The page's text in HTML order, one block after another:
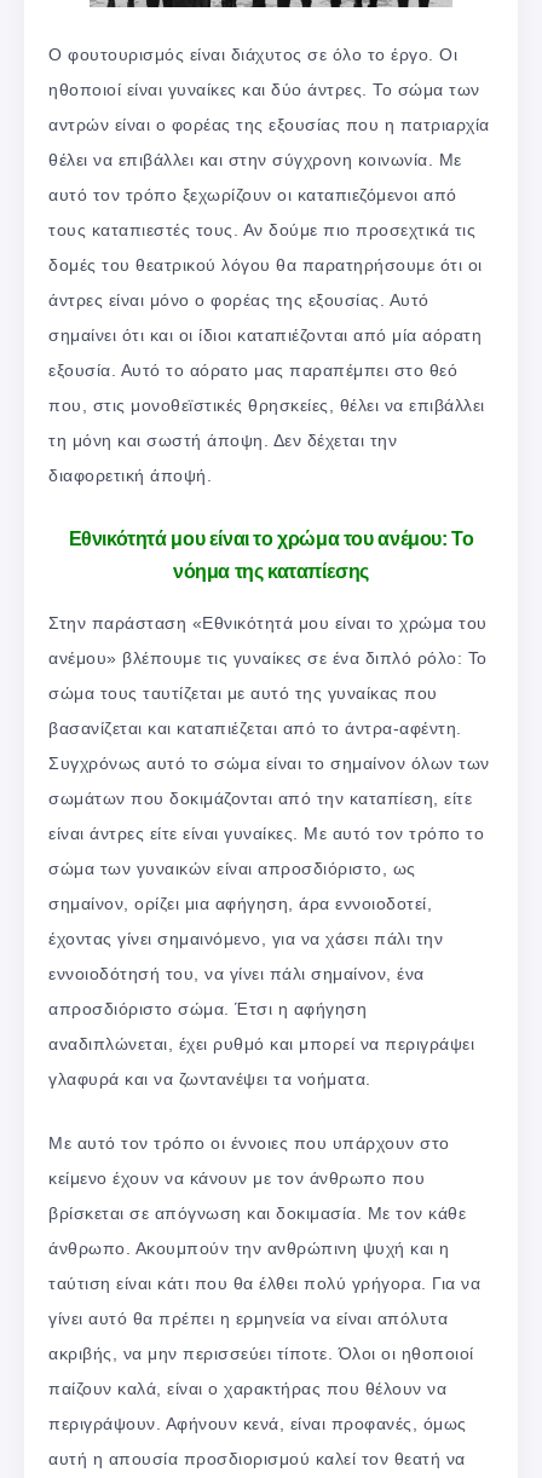
Ο φουτουρισμός είναι διάχυτος σε όλο το έργο. Οι
ηθοποιοί είναι γυναίκες και δύο άντρες. Το σώμα των
αντρών είναι ο φορέας της εξουσίας που η πατριαρχία
θέλει να επιβάλλει και στην σύγχρονη κοινωνία. Με
αυτό τον τρόπο ξεχωρίζουν οι καταπιεζόμενοι από
τους καταπιεστές τους. Αν δούμε πιο προσεχτικά τις
δομές του θεατρικού λόγου θα παρατηρήσουμε ότι οι
άντρες είναι μόνο ο φορέας της εξουσίας. Αυτό
σημαίνει ότι και οι ίδιοι καταπιέζονται από μία αόρατη
εξουσία. Αυτό το αόρατο μας παραπέμπει στο θεό
που, στις μονοθεϊστικές θρησκείες, θέλει να επιβάλλει
τη μόνη και σωστή άποψη. Δεν δέχεται την
διαφορετική άποψή.
Εθνικότητά μου είναι το χρώμα του ανέμου: Το
νόημα της καταπίεσης
Στην παράσταση «Εθνικότητά μου είναι το χρώμα του
ανέμου» βλέπουμε τις γυναίκες σε ένα διπλό ρόλο: Το
σώμα τους ταυτίζεται με αυτό της γυναίκας που
βασανίζεται και καταπιέζεται από το άντρα-αφέντη.
Συγχρόνως αυτό το σώμα είναι το σημαίνον όλων των
σωμάτων που δοκιμάζονται από την καταπίεση, είτε
είναι άντρες είτε είναι γυναίκες. Με αυτό τον τρόπο το
σώμα των γυναικών είναι απροσδιόριστο, ως
σημαίνον, ορίζει μια αφήγηση, άρα εννοιοδοτεί,
έχοντας γίνει σημαινόμενο, για να χάσει πάλι την
εννοιοδότησή του, να γίνει πάλι σημαίνον, ένα
απροσδιόριστο σώμα. Έτσι η αφήγηση
αναδιπλώνεται, έχει ρυθμό και μπορεί να περιγράψει
γλαφυρά και να ζωντανέψει τα νοήματα.
Με αυτό τον τρόπο οι έννοιες που υπάρχουν στο
κείμενο έχουν να κάνουν με τον άνθρωπο που
βρίσκεται σε απόγνωση και δοκιμασία. Με τον κάθε
άνθρωπο. Ακουμπούν την ανθρώπινη ψυχή και η
ταύτιση είναι κάτι που θα έλθει πολύ γρήγορα. Για να
γίνει αυτό θα πρέπει η ερμηνεία να είναι απόλυτα
ακριβής, να μην περισσεύει τίποτε. Όλοι οι ηθοποιοί
παίζουν καλά, είναι ο χαρακτήρας που θέλουν να
περιγράψουν. Αφήνουν κενά, είναι προφανές, όμως
αυτή η απουσία προσδιορισμού καλεί τον θεατή να